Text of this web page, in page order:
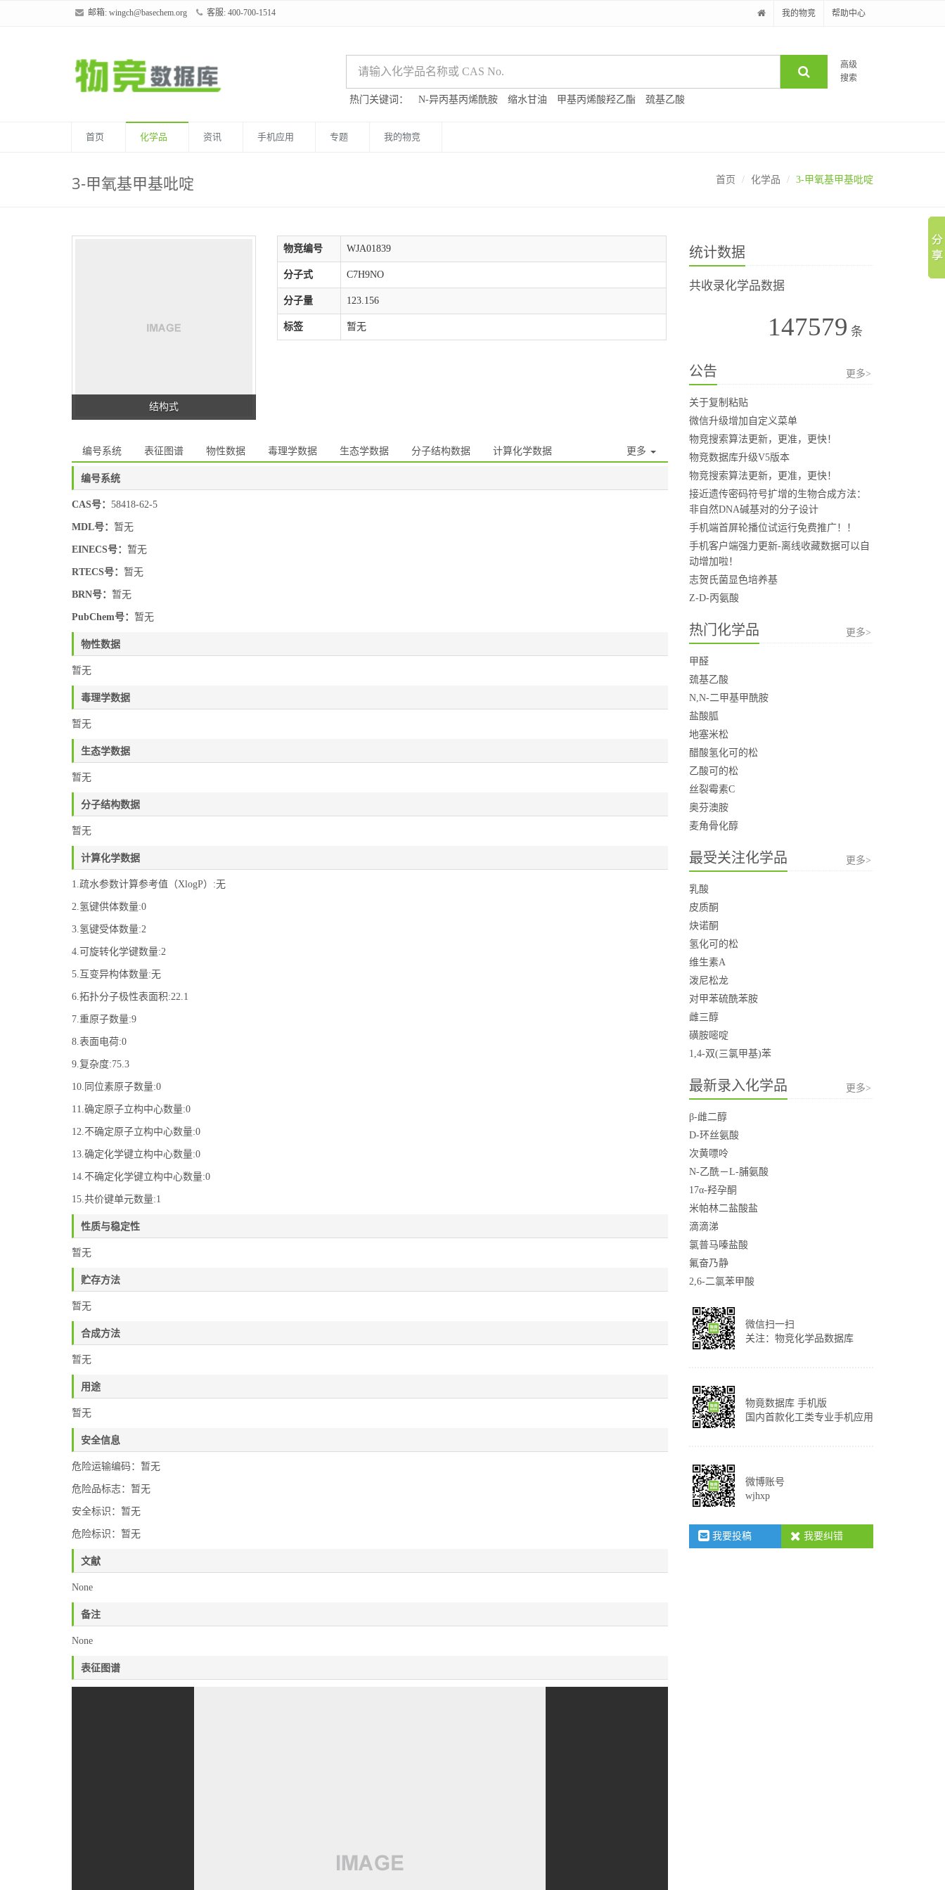
邮箱: wingch@basechem.org 客服: 400-700-1514 我的物竞 帮助中心
高级
搜索
热门关键词： N-异丙基丙烯酰胺 缩水甘油 甲基丙烯酸羟乙酯 巯基乙酸
首页 化学品 资讯 手机应用 专题 我的物竞
3-甲氧基甲基吡啶 首页 化学品 3-甲氧基甲基吡啶
结构式
物竞编号 WJA01839
分子式 C7H9NO
分子量 123.156
标签 暂无
编号系统 表征图谱 物性数据 毒理学数据 生态学数据 分子结构数据 计算化学数据 更多
编号系统
CAS号： 58418-62-5
MDL号： 暂无
EINECS号： 暂无
RTECS号： 暂无
BRN号： 暂无
PubChem号： 暂无
物性数据
暂无
毒理学数据
暂无
生态学数据
暂无
分子结构数据
暂无
计算化学数据
1.疏水参数计算参考值（XlogP）:无
2.氢键供体数量:0
3.氢键受体数量:2
4.可旋转化学键数量:2
5.互变异构体数量:无
6.拓扑分子极性表面积:22.1
7.重原子数量:9
8.表面电荷:0
9.复杂度:75.3
10.同位素原子数量:0
11.确定原子立构中心数量:0
12.不确定原子立构中心数量:0
13.确定化学键立构中心数量:0
14.不确定化学键立构中心数量:0
15.共价键单元数量:1
性质与稳定性
暂无
贮存方法
暂无
合成方法
暂无
用途
暂无
安全信息
危险运输编码：暂无
危险品标志：暂无
安全标识：暂无
危险标识：暂无
文献
None
备注
None
表征图谱
统计数据
共收录化学品数据
147579 条
公告 更多>
关于复制粘贴
微信升级增加自定义菜单
物竞搜索算法更新，更准，更快！
物竞数据库升级V5版本
物竞搜索算法更新，更准，更快！
接近遗传密码符号扩增的生物合成方法：
非自然DNA碱基对的分子设计
手机端首屏轮播位试运行免费推广！！
手机客户端强力更新-离线收藏数据可以自
动增加啦！
志贺氏菌显色培养基
Z-D-丙氨酸
热门化学品 更多>
甲醛
巯基乙酸
N,N-二甲基甲酰胺
盐酸胍
地塞米松
醋酸氢化可的松
乙酸可的松
丝裂霉素C
奥芬澳胺
麦角骨化醇
最受关注化学品 更多>
乳酸
皮质酮
炔诺酮
氢化可的松
维生素A
泼尼松龙
对甲苯硫酰苯胺
雌三醇
磺胺嘧啶
1,4-双(三氯甲基)苯
最新录入化学品 更多>
β-雌二醇
D-环丝氨酸
次黄嘌呤
N-乙酰－L-脯氨酸
17α-羟孕酮
米帕林二盐酸盐
滴滴涕
氯普马嗪盐酸
氟奋乃静
2,6-二氯苯甲酸
微信扫一扫
关注：物竞化学品数据库
物竟数据库 手机版
国内首款化工类专业手机应用
微博账号
wjhxp
我要投稿 我要纠错